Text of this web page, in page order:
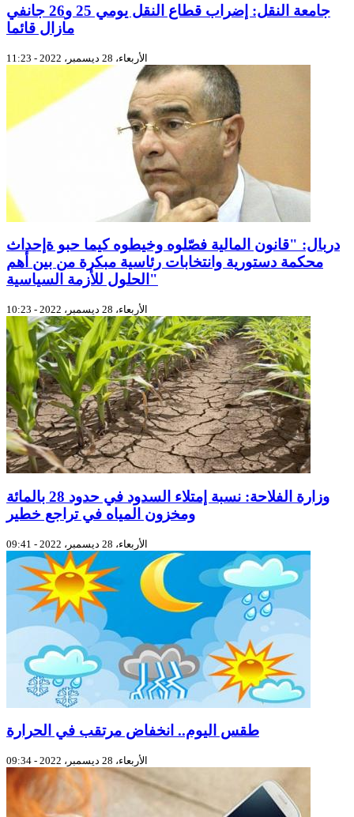
جامعة النقل: إضراب قطاع النقل يومي 25 و26 جانفي
مازال قائما
الأربعاء، 28 ديسمبر، 2022 - 11:23
دربال: "قانون المالية فصّلوه وخيطوه كيما حبو ةإحداث
محكمة دستورية وانتخابات رئاسية مبكرة من بين أهم
الحلول للأزمة السياسية"
الأربعاء، 28 ديسمبر، 2022 - 10:23
وزارة الفلاحة: نسبة إمتلاء السدود في حدود 28 بالمائة
ومخزون المياه في تراجع خطير
الأربعاء، 28 ديسمبر، 2022 - 09:41
طقس اليوم.. انخفاض مرتقب في الحرارة
الأربعاء، 28 ديسمبر، 2022 - 09:34